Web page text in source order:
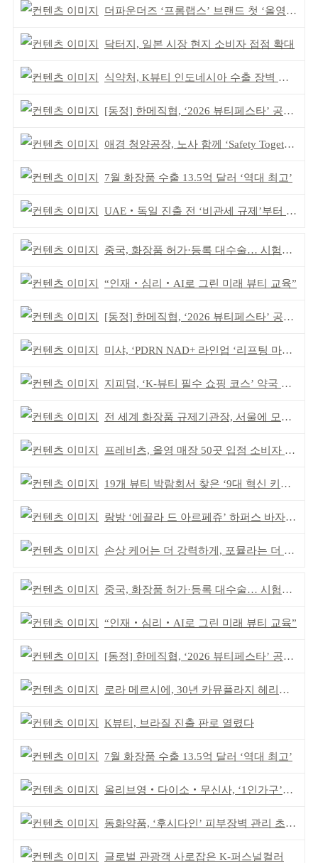
더파운더즈 ‘프롬랩스’ 브랜드 첫 ‘올영픽’ 선정
닥터지, 일본 시장 현지 소비자 접점 확대
식약처, K뷰티 인도네시아 수출 장벽 완화 성과
[동정] 한메직협, ‘2026 뷰티페스타’ 공동 주최
애경 청양공장, 노사 함께 ‘Safety Together’ 개최
7월 화장품 수출 13.5억 달러 ‘역대 최고’
UAE‧독일 진출 전 ‘비관세 규제’부터 챙겨야
중국, 화장품 허가·등록 대수술… 시험자료 공용 허용
“인재‧심리‧AI로 그린 미래 뷰티 교육”
[동정] 한메직협, ‘2026 뷰티페스타’ 공동 주최
미샤, ‘PDRN NAD+ 라인업 ‘리프팅 마스크’ 출시
지피덤, ‘K-뷰티 필수 쇼핑 코스’ 약국 공략
전 세계 화장품 규제기관장, 서울에 모인다
프레비츠, 올영 매장 50곳 입점 소비자 접점 강화
19개 뷰티 박람회서 찾은 ‘9대 혁신 키워드’
랑방 ‘에끌라 드 아르페쥬’ 하퍼스 바자 화보 공개
손상 케어는 더 강력하게, 포뮬라는 더 산뜻하게!
중국, 화장품 허가·등록 대수술… 시험자료 공용 허용
“인재‧심리‧AI로 그린 미래 뷰티 교육”
[동정] 한메직협, ‘2026 뷰티페스타’ 공동 주최
로라 메르시에, 30년 카뮤플라지 헤리티지 담아
K뷰티, 브라질 진출 판로 열렸다
7월 화장품 수출 13.5억 달러 ‘역대 최고’
올리브영‧다이소‧무신사, ‘1인가구’가 이끈다
동화약품, ‘후시다인’ 피부장벽 관리 초점 ‘리브랜딩’
글로벌 관광객 사로잡은 K-퍼스널컬러